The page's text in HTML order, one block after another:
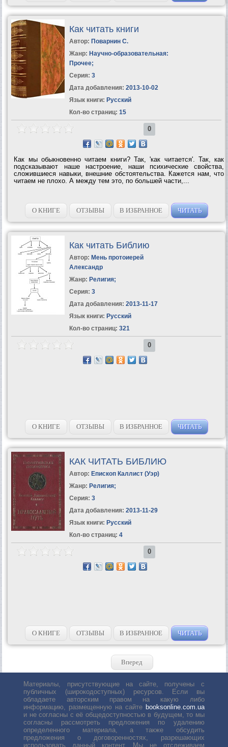
Как читать книги
Автор: Поварнин С.
Жанр: Научно-образовательная:
Прочее;
Серия: 3
Дата добавления: 2013-10-02
Язык книги: Русский
Кол-во страниц: 15
0
Как мы обыкновенно читаем книги? Так, 'как читается'. Так, как
подсказывают наше настроение, наши психические свойства,
сложившиеся навыки, внешние обстоятельства. Кажется нам, что
читаем не плохо. А между тем это, по большей части,...
О КНИГЕ ОТЗЫВЫ В ИЗБРАННОЕ ЧИТАТЬ
Как читать Библию
Автор: Мень протоиерей
Александр
Жанр: Религия;
Серия: 3
Дата добавления: 2013-11-17
Язык книги: Русский
Кол-во страниц: 321
0
О КНИГЕ ОТЗЫВЫ В ИЗБРАННОЕ ЧИТАТЬ
КАК ЧИТАТЬ БИБЛИЮ
Автор: Епископ Каллист (Уэр)
Жанр: Религия;
Серия: 3
Дата добавления: 2013-11-29
Язык книги: Русский
Кол-во страниц: 4
0
О КНИГЕ ОТЗЫВЫ В ИЗБРАННОЕ ЧИТАТЬ
Вперед
Материалы, присутствующие на сайте, получены с
публичных (широкодоступных) ресурсов. Если вы
обладаете авторским правом на какую либо
информацию, размещенную на сайте booksonline.com.ua
и не согласны с её общедоступностью в будущем, то мы
согласны рассмотреть предложения по удалению
определенного материала, а также обсудить
предложения о договоренностях, разрешающих
использовать данный контент. Мы не отслеживаем